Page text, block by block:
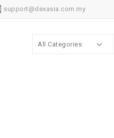
support@dexasia.com.my
All Categories